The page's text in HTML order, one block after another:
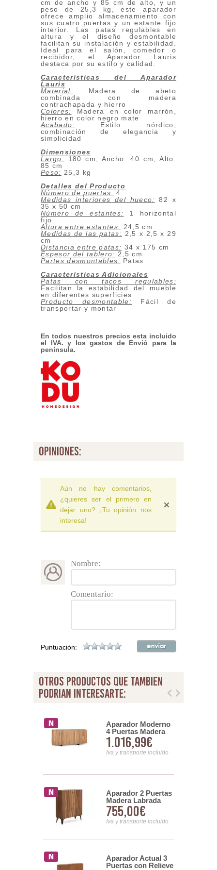
cm de ancho y 85 cm de alto, y un
peso de 25,3 kg, este aparador
ofrece amplio almacenamiento con
sus cuatro puertas y un estante fijo
interior. Las patas regulables en
altura y el diseño desmontable
facilitan su instalación y estabilidad.
Ideal para el salón, comedor o
recibidor, el Aparador Lauris
destaca por su estilo y calidad.
Características del Aparador
Lauris
Material: Madera de abeto
combinada con madera
contrachapada y hierro
Colores:
Madera en color marrón,
hierro en color negro mate
Acabado:
Estilo nórdico,
combinación de elegancia y
simplicidad
Dimensiones
Largo: 180 cm, Ancho: 40 cm, Alto:
85 cm
Peso: 25,3 kg
Detalles del Producto
Número de puertas: 4
Medidas interiores del hueco:
82 x
35 x 50 cm
Número de estantes: 1 horizontal
fijo
Altura entre estantes: 24,5 cm
Medidas de las patas: 2,5 x 2,5 x 29
cm
Distancia entre patas: 34 x 175 cm
Espesor del tablero: 2,5 cm
Partes desmontables: Patas
Características Adicionales
Patas con tacos regulables:
Facilitan la estabilidad del mueble
en diferentes superficies
Producto desmontable: Fácil de
transportar y montar
En todos nuestros precios esta incluido
el IVA. y los gastos de Envió para la
península.
opiniones:
Aún no hay comentarios,
¿quieres ser el primero en
dejar uno? ¡Tu opinión nos
interesa!
Nombre:
Comentario:
Puntuación:
otros productos que tambien
podrian interesarte:
Aparador Moderno
4 Puertas Madera
Maciza Acacia
Artenatura
1.016,99€
Iva y transporte incluido
Aparador 2 Puertas
Madera Labrada
Maciza Serie
Agrasot
755,00€
Iva y transporte incluido
Aparador Actual 3
Puertas con Relieve